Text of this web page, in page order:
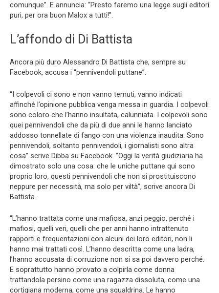
comunque”. E annuncia: “Presto faremo una legge sugli editori
puri, per ora buon Malox a tutti!”.
L’affondo di Di Battista
Ancora più duro Alessandro Di Battista che, sempre su
Facebook, accusa i “pennivendoli puttane”.
“I colpevoli ci sono e non vanno temuti, vanno indicati
affinché l’opinione pubblica venga messa in guardia. I colpevoli
sono coloro che l’hanno insultata, calunniata. I colpevoli sono
quei pennivendoli che da più di due anni le hanno lanciato
addosso tonnellate di fango con una violenza inaudita. Sono
pennivendoli, soltanto pennivendoli, i giornalisti sono altra
cosa” scrive Dibba su Facebook. “Oggi la verità giudiziaria ha
dimostrato solo una cosa: che le uniche puttane qui sono
proprio loro, questi pennivendoli che non si prostituiscono
neppure per necessità, ma solo per viltà”, scrive ancora Di
Battista.
“L’hanno trattata come una mafiosa, anzi peggio, perché i
mafiosi, quelli veri, quelli che per anni hanno intrattenuto
rapporti e frequentazioni con alcuni dei loro editori, non li
hanno mai trattati così. L’hanno descritta come una ladra,
l’hanno accusata di corruzione non si sa poi davvero perché.
E soprattutto hanno provato a colpirla come donna
trattandola persino come una ragazza dissoluta, come una
cortigiana moderna, come una sgualdrina. Le hanno